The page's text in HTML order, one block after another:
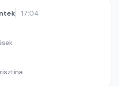
17:04